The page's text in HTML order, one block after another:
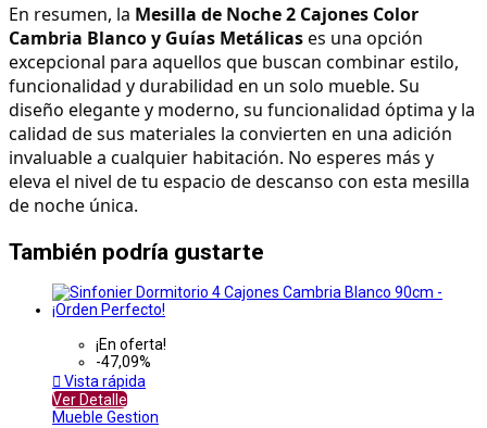
En resumen, la Mesilla de Noche 2 Cajones Color
Cambria Blanco y Guías Metálicas es una opción
excepcional para aquellos que buscan combinar estilo,
funcionalidad y durabilidad en un solo mueble. Su
diseño elegante y moderno, su funcionalidad óptima y la
calidad de sus materiales la convierten en una adición
invaluable a cualquier habitación. No esperes más y
eleva el nivel de tu espacio de descanso con esta mesilla
de noche única.
También podría gustarte
¡En oferta!
-47,09%
 Vista rápida
Ver Detalle
Mueble Gestion